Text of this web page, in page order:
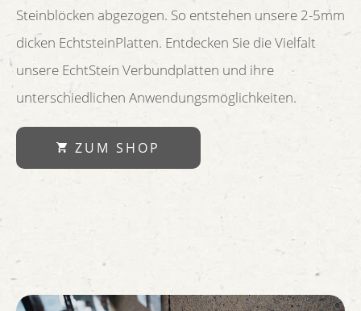
Steinblöcken abgezogen. So entstehen unsere 2-5mm
dicken EchtsteinPlatten. Entdecken Sie die Vielfalt
unsere EchtStein Verbundplatten und ihre
unterschiedlichen Anwendungsmöglichkeiten.
ZUM SHOP